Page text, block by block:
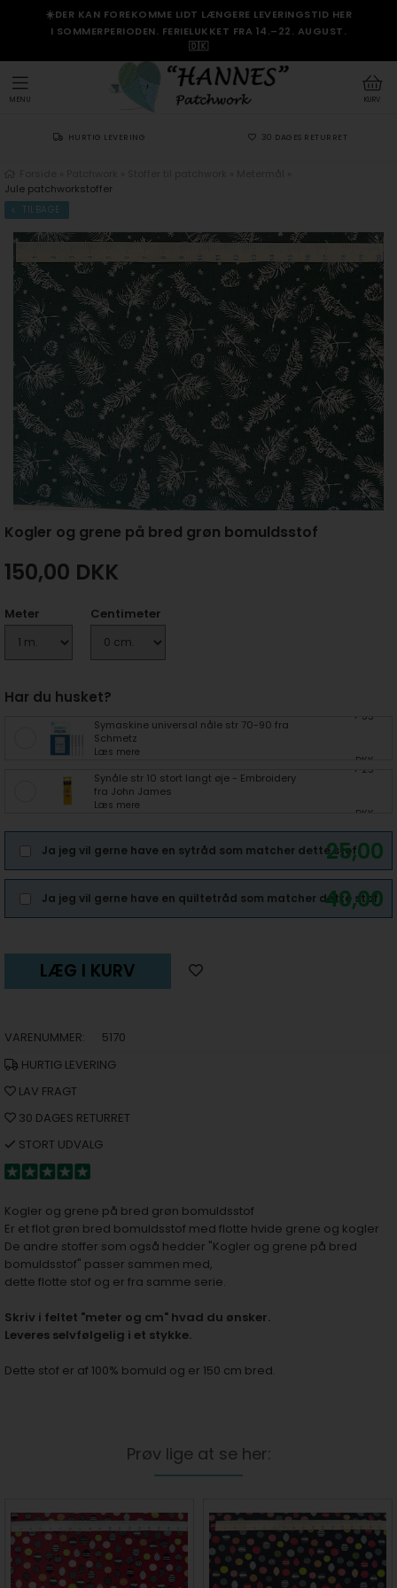
☀️DER KAN FOREKOMME LIDT LÆNGERE LEVERINGSTID HER
I SOMMERPERIODEN. FERIELUKKET FRA 14.–22. AUGUST.
🇩🇰
KURV
MENU
HURTIG LEVERING 30 DAGES RETURRET
Jule patchworkstoffer
TILBAGE
Kogler og grene på bred grøn bomuldsstof
150,00 DKK
Meter Centimeter
Har du husket?
Symaskine universal nåle str 70-90 fra
Schmetz
Læs mere
+ 35
DKK
Synåle str 10 stort langt øje - Embroidery
fra John James
Læs mere
+ 25
DKK
25,00
Ja jeg vil gerne have en sytråd som matcher dette stof.
40,00
Ja jeg vil gerne have en quiltetråd som matcher dette stof.
LÆG I KURV
VARENUMMER:
5170
HURTIG LEVERING
LAV FRAGT
30 DAGES RETURRET
STORT UDVALG
Kogler og grene på bred grøn bomuldsstof
Er et flot grøn bred bomuldsstof med flotte hvide grene og kogler
De andre stoffer som også hedder "Kogler og grene på bred
bomuldsstof" passer sammen med,
dette flotte stof og er fra samme serie.
Skriv i feltet "meter og cm" hvad du ønsker.
Leveres selvfølgelig i et stykke.
Dette stof er af 100% bomuld og er 150 cm bred.
Prøv lige at se her: